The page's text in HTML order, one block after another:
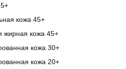
кожа 45+
жирная кожа 45+
кожа 30+
кожа 20+